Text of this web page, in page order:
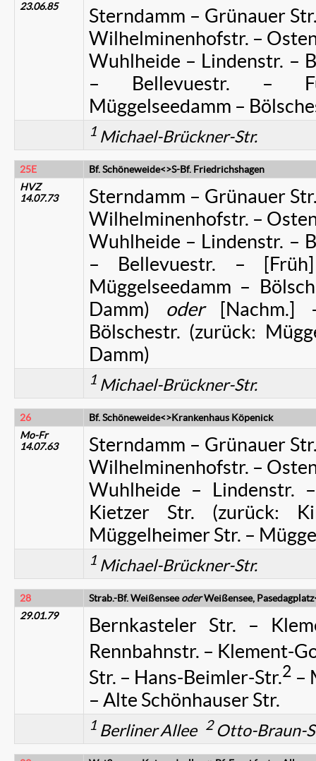
23.06.85
Sterndamm – Grünauer
Wilhelminenhofstr. –
Wuhlheide – Lindenstr. –
– Bellevuestr. –
Müggelseedamm –
1 Michael-Brückner-Str.
25E
Bf. Schöneweide<>S-Bf. Friedrichshagen
HVZ
14.07.73
Sterndamm – Grünauer
Wilhelminenhofstr. –
Wuhlheide – Lindenstr. –
– Bellevuestr. –
Müggelseedamm –
Damm) oder
[Nachm.]
Bölschestr. (zurück:
Damm)
1 Michael-Brückner-Str.
26
Bf. Schöneweide<>Krankenhaus Köpenick
Mo-Fr
14.07.63
Sterndamm – Grünauer
Wilhelminenhofstr. –
Wuhlheide – Lindenstr.
Kietzer Str. (zurück:
Müggelheimer Str. –
1 Michael-Brückner-Str.
28 Strab.-Bf. WeißenseeoderWeißensee,
29.01.79
Bernkasteler Str. –
Rennbahnstr. – Klement-
Str. – Hans-Beimler-Str.2 –
– Alte Schönhauser Str.
1 Berliner Allee 2Otto-Braun-